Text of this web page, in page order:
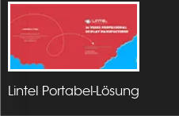
Lintel Portabel-Lösung